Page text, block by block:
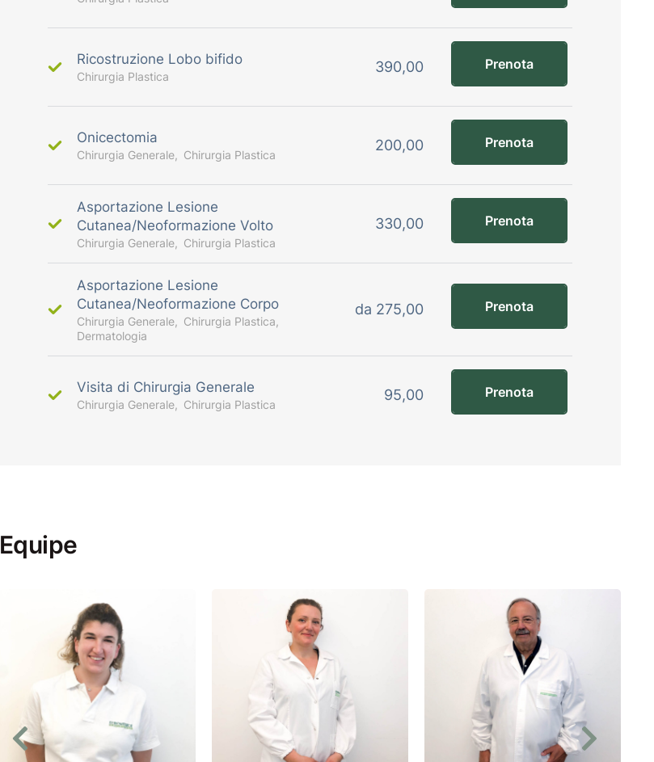
Ricostruzione Lobo bifido
Chirurgia Plastica
390,00 Prenota
Onicectomia
Chirurgia Generale Chirurgia Plastica
200,00 Prenota
Asportazione Lesione
Cutanea/Neoformazione Volto
Chirurgia Generale Chirurgia Plastica
330,00 Prenota
Asportazione Lesione
Cutanea/Neoformazione Corpo
Chirurgia Generale
Chirurgia Plastica
Dermatologia
da 275,00 Prenota
Visita di Chirurgia Generale
Chirurgia Generale Chirurgia Plastica
95,00 Prenota
Equipe